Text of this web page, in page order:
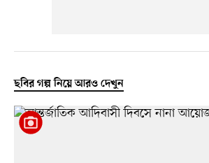
ছবির গল্প নিয়ে আরও দেখুন